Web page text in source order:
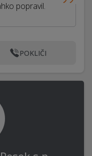
popravil.
POKLIČI